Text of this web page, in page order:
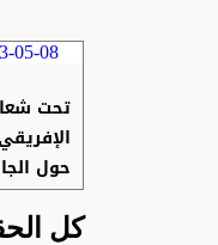
05-08
تحت
حول
كل